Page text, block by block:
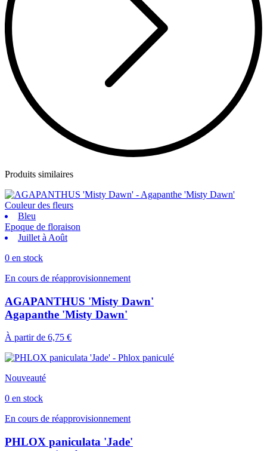
Produits similaires
Couleur des fleurs
Bleu
Epoque de floraison
Juillet à Août
0 en stock
En cours de réapprovisionnement
AGAPANTHUS 'Misty Dawn'
Agapanthe 'Misty Dawn'
À partir de 6,75 €
Nouveauté
0 en stock
En cours de réapprovisionnement
PHLOX paniculata 'Jade'